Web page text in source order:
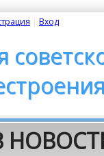
Вход